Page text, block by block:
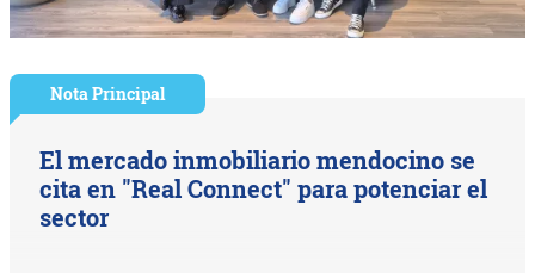
Nota Principal
El mercado inmobiliario mendocino se
cita en "Real Connect" para potenciar el
sector